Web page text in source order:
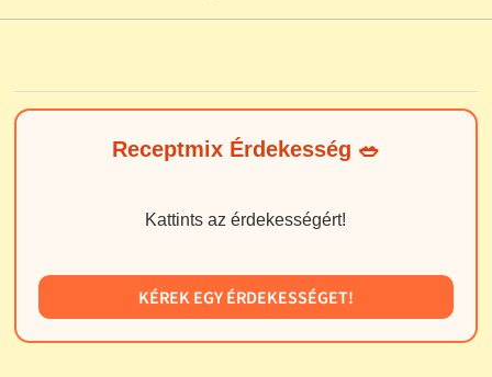
Receptmix Érdekesség 🥗
Kattints az érdekességért!
KÉREK EGY ÉRDEKESSÉGET!